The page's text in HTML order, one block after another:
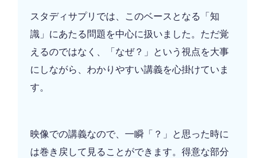
スタディサプリでは、このベースとなる「知
識」にあたる問題を中心に扱いました。ただ覚
えるのではなく、「なぜ？」という視点を大事
にしながら、わかりやすい講義を心掛けていま
す。
映像での講義なので、一瞬「？」と思った時に
は巻き戻して見ることができます。得意な部分